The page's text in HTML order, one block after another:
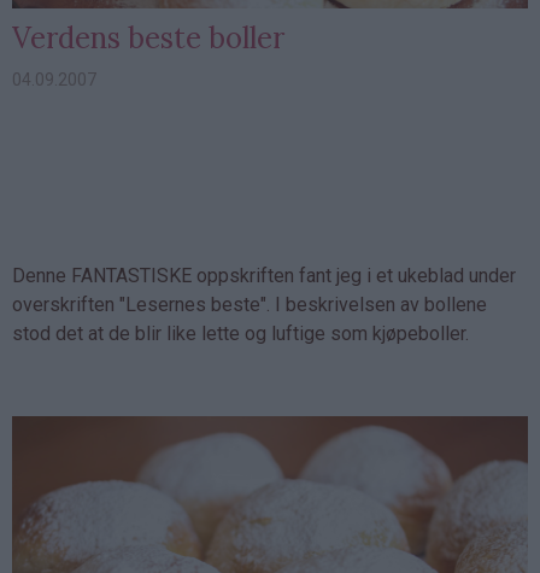
Verdens beste boller
04.09.2007
Denne FANTASTISKE oppskriften fant jeg i et ukeblad under
overskriften "Lesernes beste". I beskrivelsen av bollene
stod det at de blir like lette og luftige som kjøpeboller.